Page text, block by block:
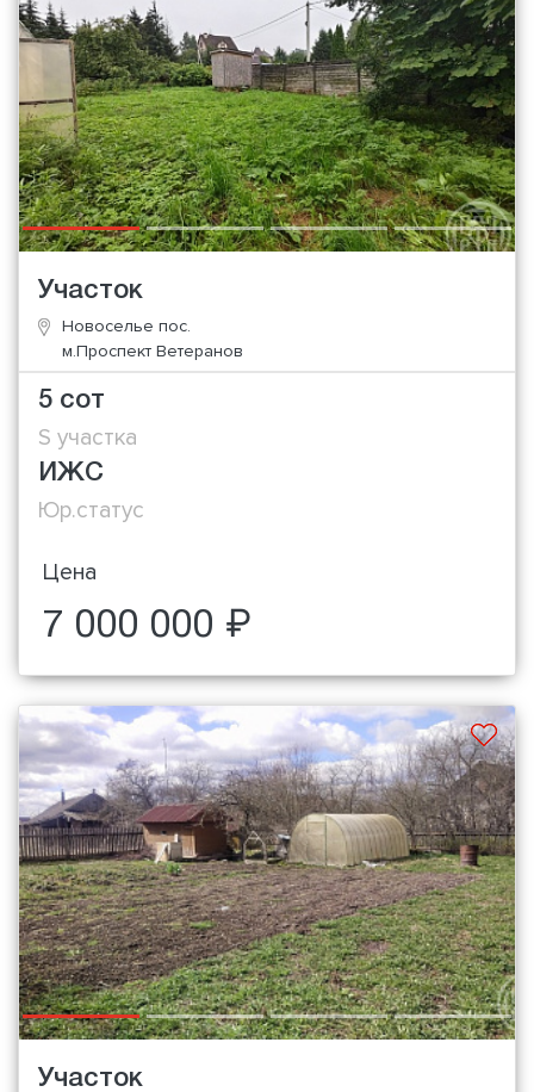
Участок
Новоселье пос.
м.Проспект Ветеранов
5 сот
S участка
ИЖС
Юр.статус
Цена
7 000 000 ₽
Участок